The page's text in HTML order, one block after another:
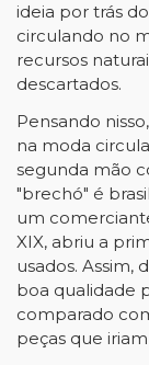
ideia por trás
circulando no
recursos
descartados.
Pensando
na moda
segunda mão
"brechó" é
um
XIX, abriu a
usados. Assim,
boa qualidade
comparado
peças que